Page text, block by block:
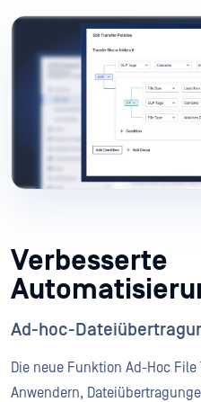
Verbesserte
Ad-hoc-
Die neue Funktion Ad-Hoc
Anwendern,